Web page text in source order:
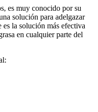
es muy conocido por su
solución para adelgazar
la solución más efectiva
en cualquier parte del